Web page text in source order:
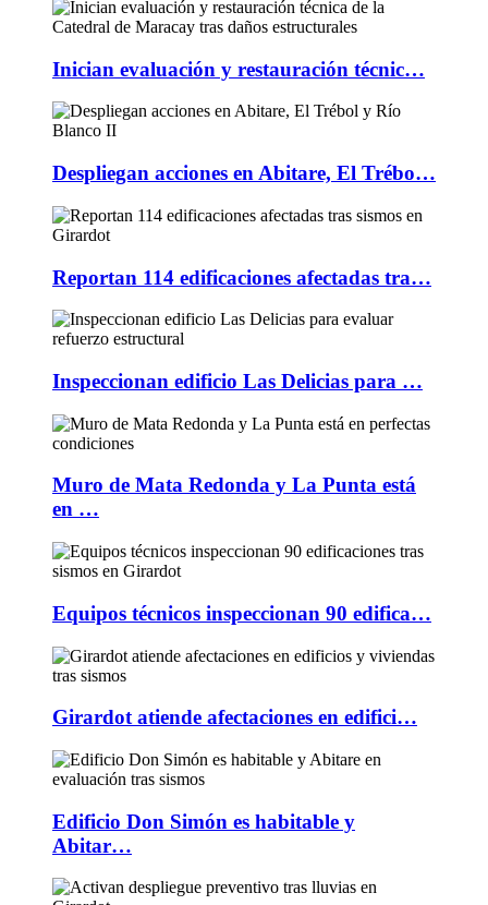
Inician evaluación y restauración técnic…
Despliegan acciones en Abitare, El Trébo…
Reportan 114 edificaciones afectadas tra…
Inspeccionan edificio Las Delicias para …
Muro de Mata Redonda y La Punta está
en …
Equipos técnicos inspeccionan 90 edifica…
Girardot atiende afectaciones en edifici…
Edificio Don Simón es habitable y
Abitar…